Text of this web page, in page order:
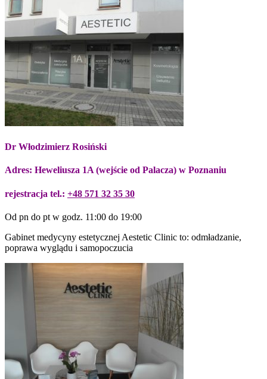
Dr Włodzimierz Rosiński
Adres: Heweliusza 1A (wejście od Palacza) w Poznaniu
rejestracja tel.: +48 571 32 35 30
Od pn do pt w godz. 11:00 do 19:00
Gabinet medycyny estetycznej Aestetic Clinic to: odmładzanie,
poprawa wyglądu i samopoczucia